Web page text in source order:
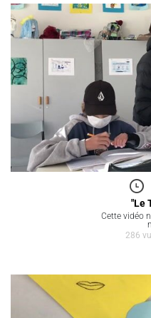
"Le
Cette vidéo
286